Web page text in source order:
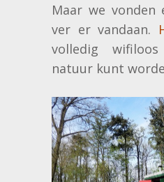
Maar we vonden
ver er vandaan.
volledig
natuur kunt